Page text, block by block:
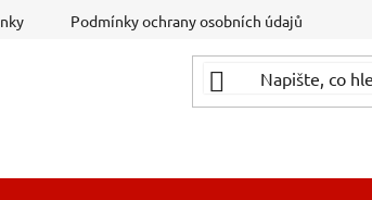
Podmínky ochrany osobních údajů